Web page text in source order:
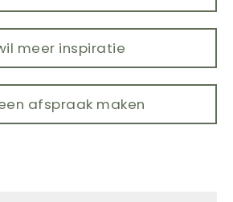
meer inspiratie
afspraak maken